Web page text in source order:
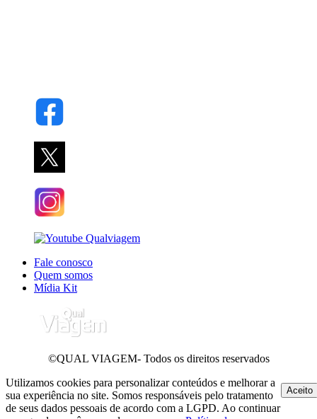
Fale conosco
Quem somos
Mídia Kit
©QUAL VIAGEM- Todos os direitos reservados
Utilizamos cookies para personalizar conteúdos e melhorar a
sua experiência no site. Somos responsáveis pelo tratamento
de seus dados pessoais de acordo com a LGPD. Ao continuar
Aceito